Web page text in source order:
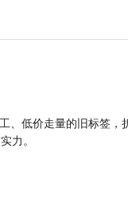
、低价走量的旧标签，
力。